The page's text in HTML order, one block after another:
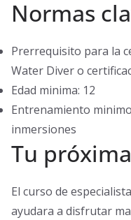
Normas
Prerrequisito para la
Water Diver o
Edad minima: 12
Entrenamiento
inmersiones
Tu
El curso de
ayudara a disfrutar